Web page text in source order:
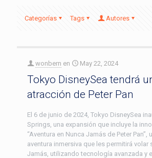
Categorías Tags Autores
wonbern en May 22, 2024
Tokyo DisneySea tendrá
atracción de Peter Pan
El 6 de junio de 2024, Tokyo DisneySea
Springs, una expansión que incluye la
“Aventura en Nunca Jamás de Peter Pan”,
aventura inmersiva que les permitirá volar
Jamás, utilizando tecnología avanzada y